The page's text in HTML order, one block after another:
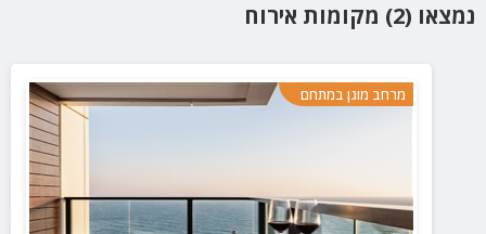
נמצאו (2) מקומות אירוח
מרחב מוגן במתחם